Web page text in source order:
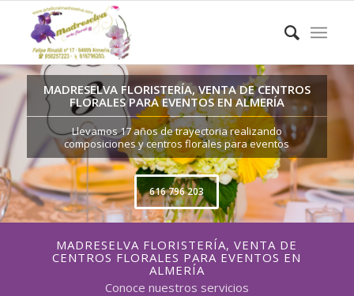
MADRESELVA FLORISTERÍA, VENTA DE CENTROS
FLORALES PARA EVENTOS EN ALMERÍA
Llevamos 17 años de trayectoria realizando
composiciones y centros florales para eventos
616 796 203
MADRESELVA FLORISTERÍA, VENTA DE
CENTROS FLORALES PARA EVENTOS EN
ALMERÍA
Conoce nuestros servicios